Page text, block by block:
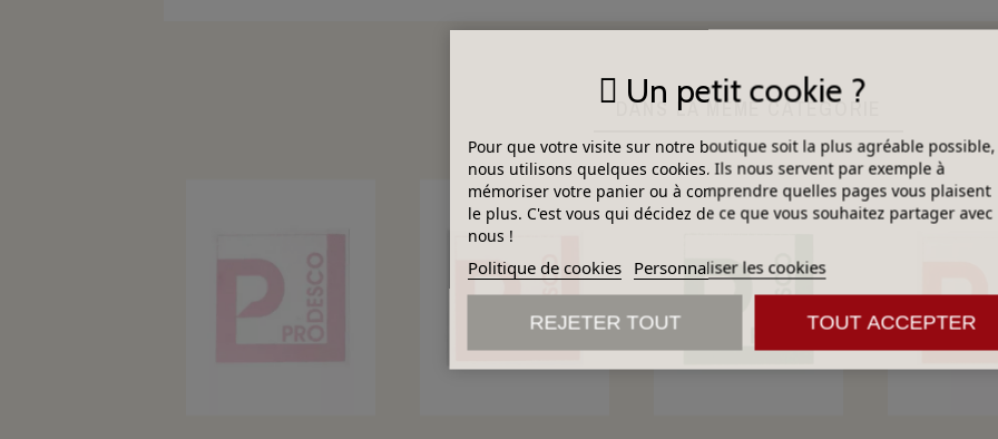
DANS LA MÊME CATÉGORIE
Un petit cookie ?
Pour que votre visite sur notre boutique soit la plus agréable possible,
nous utilisons quelques cookies. Ils nous servent par exemple à
mémoriser votre panier ou à comprendre quelles pages vous plaisent
le plus. C'est vous qui décidez de ce que vous souhaitez partager avec
nous !
Politique de cookies Personnaliser les cookies
REJETER TOUT TOUT ACCEPTER